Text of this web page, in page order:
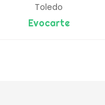
Toledo
Evocarte